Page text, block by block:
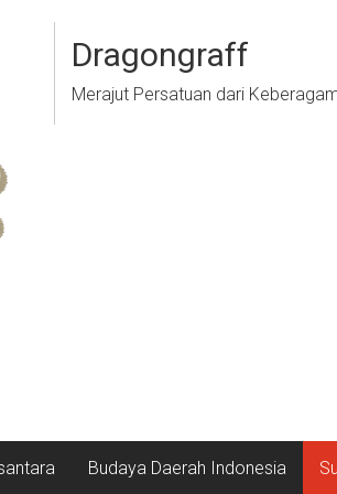
Dragongraff
Merajut Persatuan dari
Budaya Daerah Indonesia